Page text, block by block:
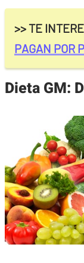
>> TE
PAGAN POR
Dieta GM: